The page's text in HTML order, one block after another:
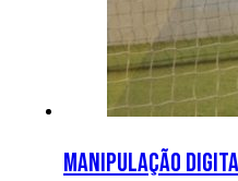
Manipulação